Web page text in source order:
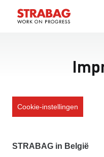
Cookie-instellingen
STRABAG in België